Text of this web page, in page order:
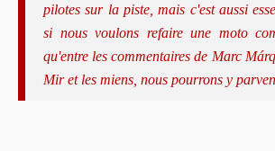
pilotes sur la piste, mais c'est aussi
si nous voulons refaire une moto
qu'entre les commentaires de Marc
Mir et les miens, nous pourrons y